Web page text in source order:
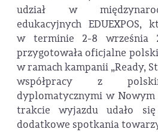
udział w
edukacyjnych EDUEXPOS,
w terminie 2-8 września
przygotowała oficjalne
w ramach kampanii „Ready,
współpracy z
dyplomatycznymi w
trakcie wyjazdu udało
dodatkowe spotkania